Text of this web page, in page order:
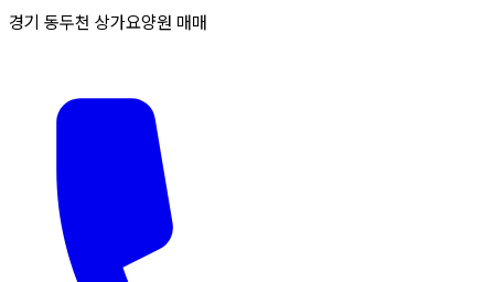
경기 동두천 상가요양원 매매